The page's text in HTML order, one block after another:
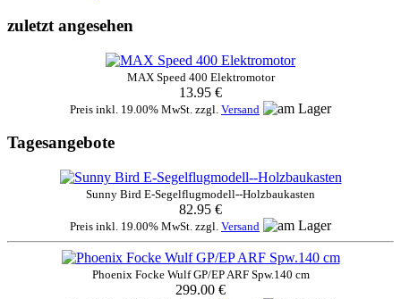
zuletzt angesehen
MAX Speed 400 Elektromotor
13.95 €
Preis inkl. 19.00% MwSt. zzgl. Versand
Tagesangebote
Sunny Bird E-Segelflugmodell--Holzbaukasten
82.95 €
Preis inkl. 19.00% MwSt. zzgl. Versand
Phoenix Focke Wulf GP/EP ARF Spw.140 cm
299.00 €